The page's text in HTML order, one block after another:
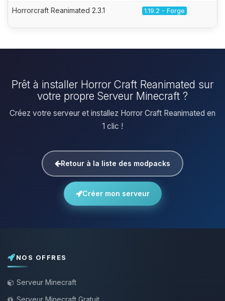
Horrorcraft Reanimated 2.3.1 1.19.2 - Forge
Prêt à installer Horror Craft Reanimated sur
votre propre Serveur Minecraft ?
Créez votre serveur et installez Horror Craft Reanimated en
1 clic !
Retour à la liste des modpacks
Créer mon serveur
NOS OFFRES
Serveur Minecraft
Serveur Minecraft Gratuit